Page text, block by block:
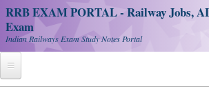
RRB EXAM PORTAL - Railway Jobs,
Exam
Indian Railways Exam Study Notes Portal